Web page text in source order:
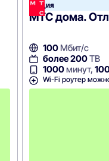
МТС
Акция
МТС дома.
100Мбит/с
более 200ТВ
1000минут,
Wi-Fi роутер